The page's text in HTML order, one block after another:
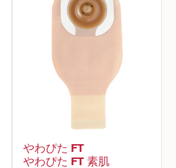
やわぴた FT
やわぴた FT 素肌